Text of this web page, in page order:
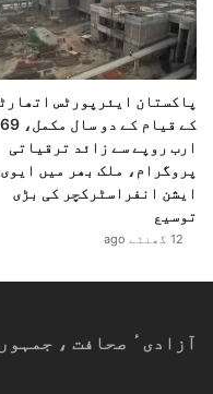
پاکستان ایئرپورٹس
کے قیام کے دو سال مکمل، 69
ارب روپے سے زائد ترقیاتی
پروگرام، ملک بھر میں ایوی
ایشن انفراسٹرکچر کی بڑی
توسیع
12 گھنٹے ago
آزادیٴ صحافت ،